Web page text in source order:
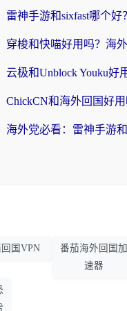
国VPN
番茄海外回国加
速器